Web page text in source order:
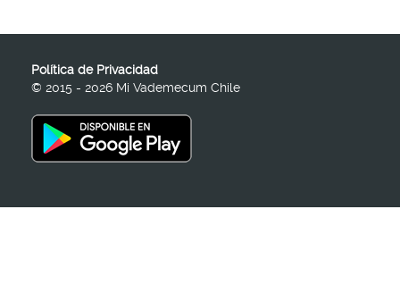
Política de Privacidad
© 2015 - 2026 Mi Vademecum Chile